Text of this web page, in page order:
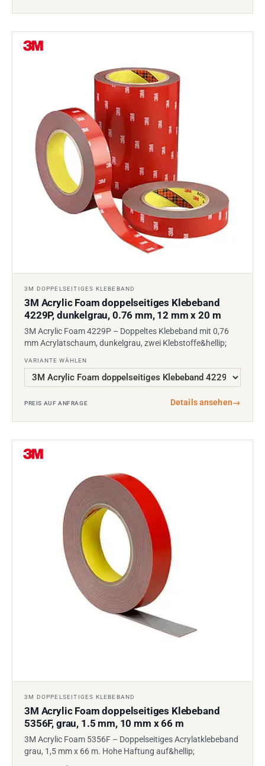
3M DOPPELSEITIGES KLEBEBAND
3M Acrylic Foam doppelseitiges Klebeband
4229P, dunkelgrau, 0.76 mm, 12 mm x 20 m
3M Acrylic Foam 4229P – Doppeltes Klebeband mit 0,76
mm Acrylatschaum, dunkelgrau, zwei Klebstoffe&hellip;
VARIANTE WÄHLEN
PREIS AUF ANFRAGE Details ansehen→
3M DOPPELSEITIGES KLEBEBAND
3M Acrylic Foam doppelseitiges Klebeband
5356F, grau, 1.5 mm, 10 mm x 66 m
3M Acrylic Foam 5356F – Doppelseitiges Acrylatklebeband
grau, 1,5 mm x 66 m. Hohe Haftung auf&hellip;